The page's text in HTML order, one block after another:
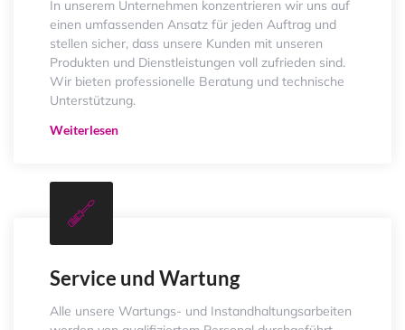
In unserem Unternehmen konzentrieren wir uns auf
einen umfassenden Ansatz für jeden Auftrag und
stellen sicher, dass unsere Kunden mit unseren
Produkten und Dienstleistungen voll zufrieden sind.
Wir bieten professionelle Beratung und technische
Unterstützung.
Weiterlesen
Service und Wartung
Alle unsere Wartungs- und Instandhaltungsarbeiten